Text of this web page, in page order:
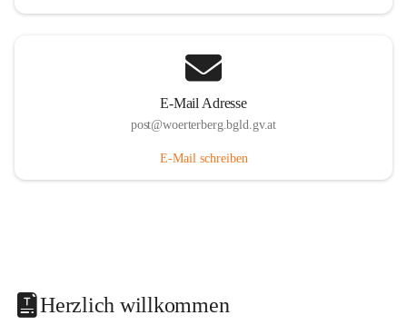
E-Mail Adresse
post@woerterberg.bgld.gv.at
E-Mail schreiben
Herzlich willkommen